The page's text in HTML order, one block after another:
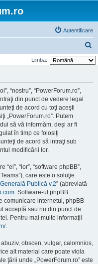
Autentificare
ă
Limba:
“nostru”, “PowerForum.ro”,
din punct de vedere legal
de acord cu toţi aceşti
„PowerForum.ro”. Putem
să vă informăm, deşi ar fi
în timp ce folosiţi
de acord să intraţi sub
modificării lor.
“lor”, “software phpBB”,
care este o soluţie
Publică v.2” (abreviată
. Software-ul phpBB
comunicare internetul, phpBB
acceptă sau nu din punct de
Pentru mai multe informaţii
.
obscen, vulgar, calomnios,
alt material care poate viola
ţării unde „PowerForum.ro” este